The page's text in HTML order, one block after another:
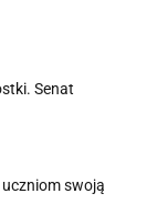
Senat
uczniom swoją